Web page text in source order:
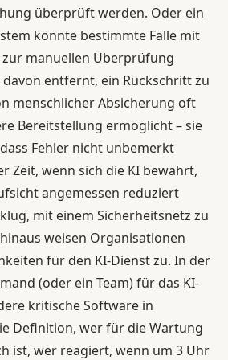
überprüft werden. Oder ein
könnte bestimmte Fälle mit
manuellen Überprüfung
entfernt, ein Rückschritt zu
menschlicher Absicherung oft
Bereitstellung ermöglicht – sie
Fehler nicht unbemerkt
Zeit, wenn sich die KI bewährt,
angemessen reduziert
mit einem Sicherheitsnetz zu
weisen Organisationen
für den KI-Dienst zu. In der
(oder ein Team) für das KI-
kritische Software in
Definition, wer für die Wartung
ist, wer reagiert, wenn um 3 Uhr